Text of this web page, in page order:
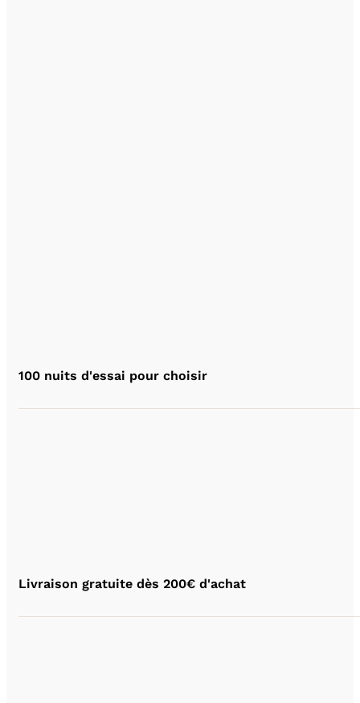
100 nuits d'essai pour choisir
Livraison gratuite dès 200€ d'achat